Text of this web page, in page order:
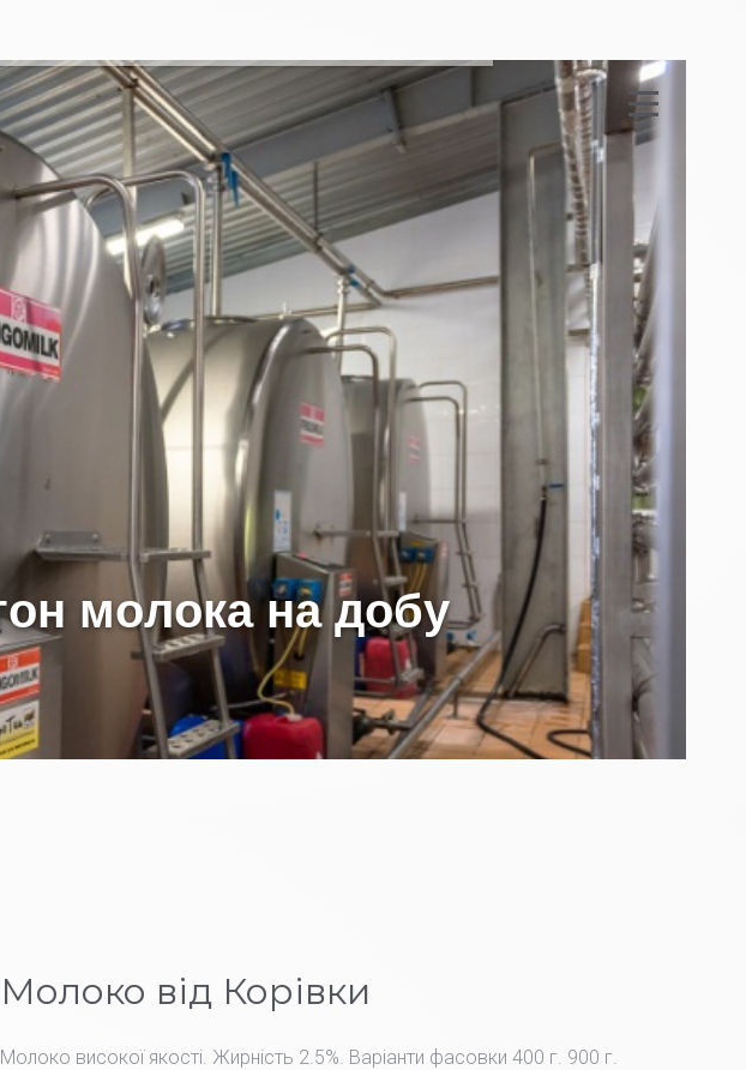
Молоко від Корівки
Молоко високої якості. Жирність 2.5%. Варіанти фасовки 400 г. 900 г.